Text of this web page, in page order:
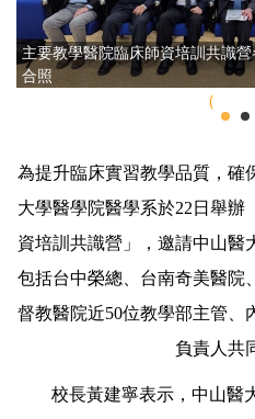
主要教學醫院臨床師資培訓共識
合照
為提升臨床實習教學品質，確
大學醫學院醫學系於22日舉辦
資培訓共識營」，邀請中山醫
包括台中榮總、台南奇美醫院
督教醫院近50位教學部主管、
負責人共
校長黃建寧表示，中山醫